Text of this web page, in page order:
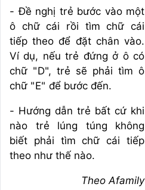
- Đề nghị trẻ bước vào một
ô chữ cái rồi tìm chữ cái
tiếp theo để đặt chân vào.
Ví dụ, nếu trẻ đứng ở ô có
chữ "D", trẻ sẽ phải tìm ô
chữ "E" để bước đến.
- Hướng dẫn trẻ bất cứ khi
nào trẻ lúng túng không
biết phải tìm chữ cái tiếp
theo như thế nào.
Theo Afamily